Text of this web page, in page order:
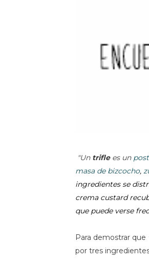
"Un triflees un
masa de bizcocho,
ingredientes se
crema custard
que puede verse
Para demostrar que
por tres